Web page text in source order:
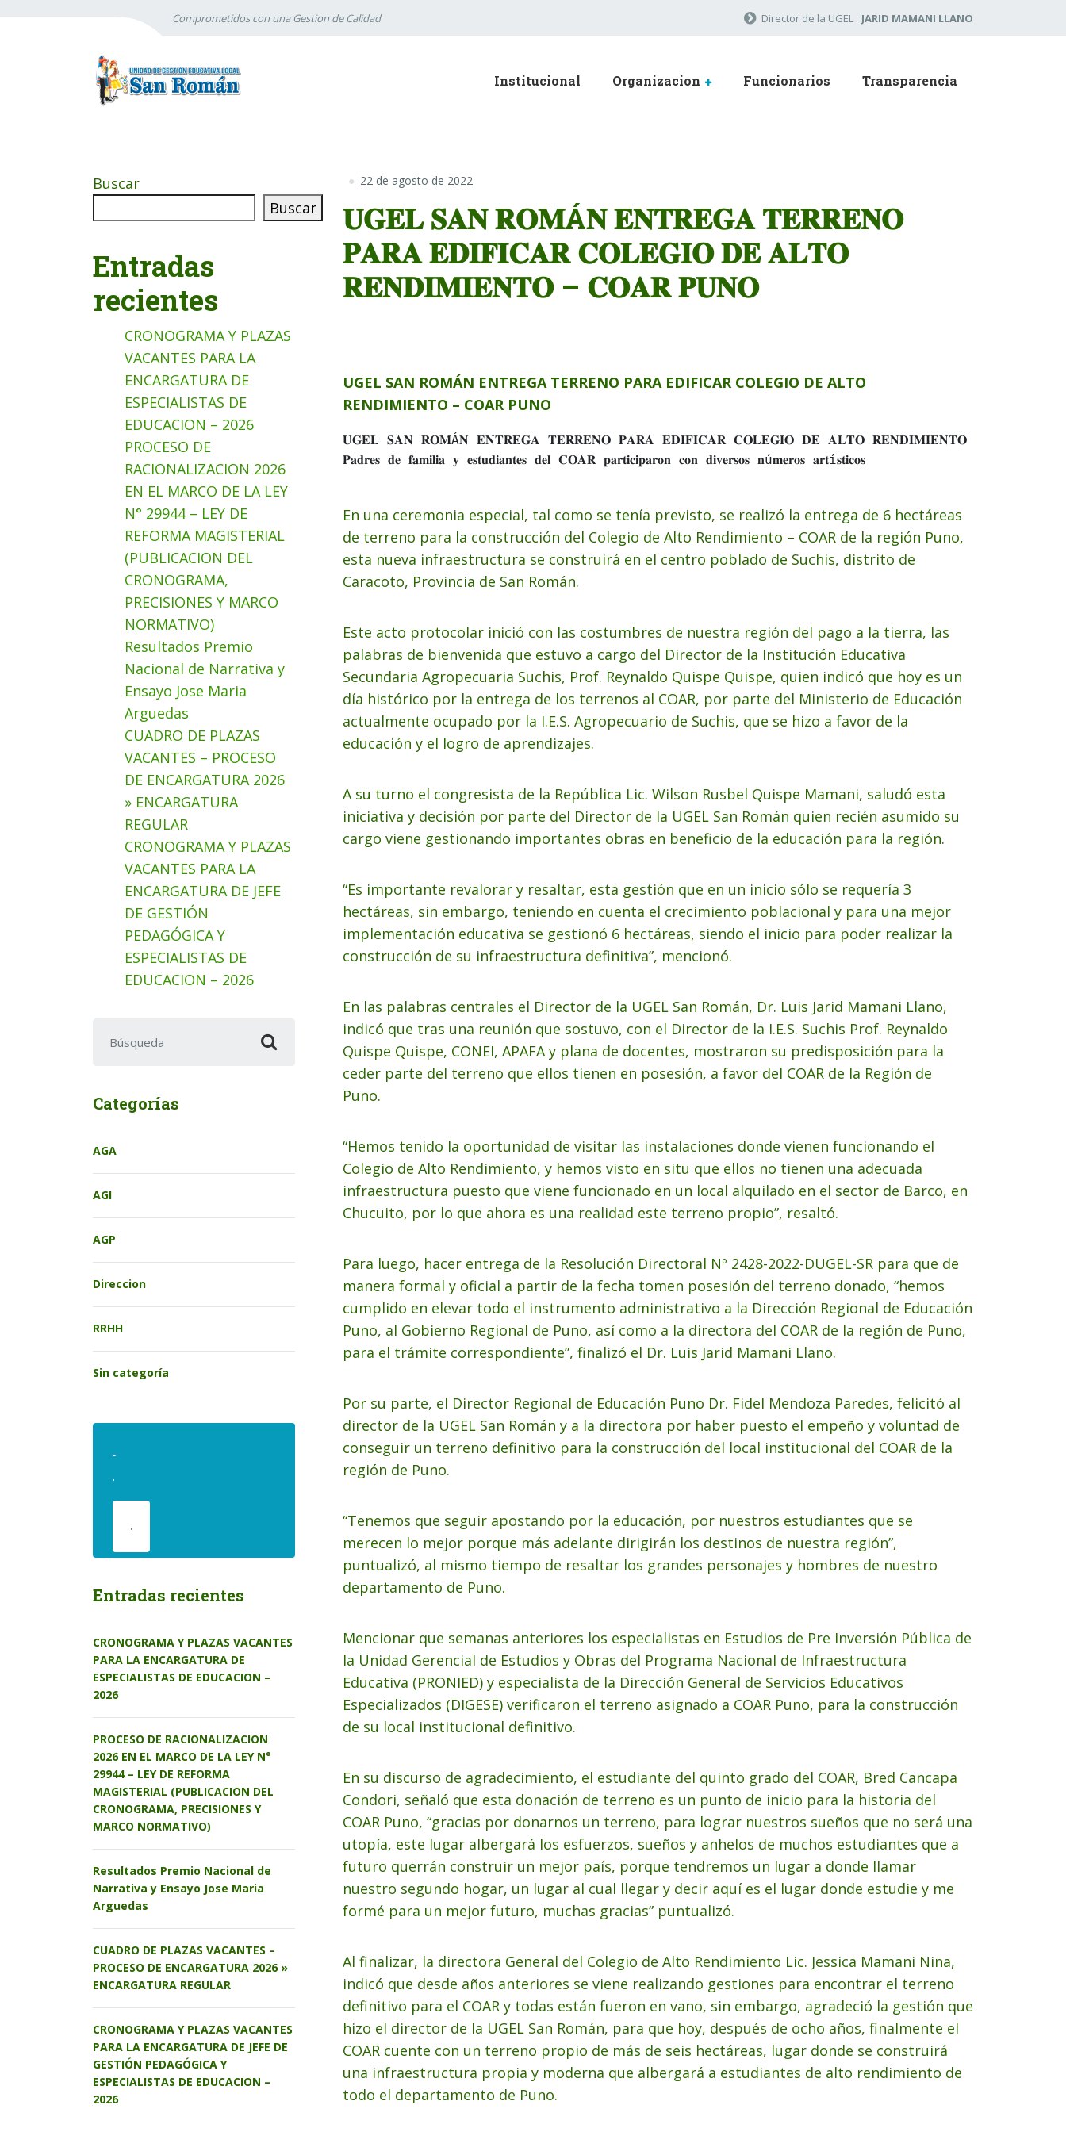
Comprometidos con una Gestion de Calidad Director de la UGEL : JARID MAMANI LLANO
Institucional Organizacion Funcionarios Transparencia
22 de agosto de 2022
𝐔𝐆𝐄𝐋 𝐒𝐀𝐍 𝐑𝐎𝐌Á𝐍 𝐄𝐍𝐓𝐑𝐄𝐆𝐀 𝐓𝐄𝐑𝐑𝐄𝐍𝐎
𝐏𝐀𝐑𝐀 𝐄𝐃𝐈𝐅𝐈𝐂𝐀𝐑 𝐂𝐎𝐋𝐄𝐆𝐈𝐎 𝐃𝐄 𝐀𝐋𝐓𝐎
𝐑𝐄𝐍𝐃𝐈𝐌𝐈𝐄𝐍𝐓𝐎 – 𝐂𝐎𝐀𝐑 𝐏𝐔𝐍𝐎
UGEL SAN ROMÁN ENTREGA TERRENO PARA EDIFICAR COLEGIO DE ALTO
RENDIMIENTO – COAR PUNO
𝐔𝐆𝐄𝐋 𝐒𝐀𝐍 𝐑𝐎𝐌Á𝐍 𝐄𝐍𝐓𝐑𝐄𝐆𝐀 𝐓𝐄𝐑𝐑𝐄𝐍𝐎 𝐏𝐀𝐑𝐀 𝐄𝐃𝐈𝐅𝐈𝐂𝐀𝐑 𝐂𝐎𝐋𝐄𝐆𝐈𝐎 𝐃𝐄 𝐀𝐋𝐓𝐎 𝐑𝐄𝐍𝐃𝐈𝐌𝐈𝐄𝐍𝐓𝐎 - 𝐂𝐎𝐀𝐑
𝐏𝐚𝐝𝐫𝐞𝐬 𝐝𝐞 𝐟𝐚𝐦𝐢𝐥𝐢𝐚 𝐲 𝐞𝐬𝐭𝐮𝐝𝐢𝐚𝐧𝐭𝐞𝐬 𝐝𝐞𝐥 𝐂𝐎𝐀𝐑 𝐩𝐚𝐫𝐭𝐢𝐜𝐢𝐩𝐚𝐫𝐨𝐧 𝐜𝐨𝐧 𝐝𝐢𝐯𝐞𝐫𝐬𝐨𝐬 𝐧ú𝐦𝐞𝐫𝐨𝐬 𝐚𝐫𝐭í𝐬𝐭𝐢𝐜𝐨𝐬
En una ceremonia especial, tal como se tenía previsto, se realizó la entrega de 6 hectáreas
de terreno para la construcción del Colegio de Alto Rendimiento – COAR de la región Puno,
esta nueva infraestructura se construirá en el centro poblado de Suchis, distrito de
Caracoto, Provincia de San Román.
Este acto protocolar inició con las costumbres de nuestra región del pago a la tierra, las
palabras de bienvenida que estuvo a cargo del Director de la Institución Educativa
Secundaria Agropecuaria Suchis, Prof. Reynaldo Quispe Quispe, quien indicó que hoy es un
día histórico por la entrega de los terrenos al COAR, por parte del Ministerio de Educación
actualmente ocupado por la I.E.S. Agropecuario de Suchis, que se hizo a favor de la
educación y el logro de aprendizajes.
A su turno el congresista de la República Lic. Wilson Rusbel Quispe Mamani, saludó esta
iniciativa y decisión por parte del Director de la UGEL San Román quien recién asumido su
cargo viene gestionando importantes obras en beneficio de la educación para la región.
“Es importante revalorar y resaltar, esta gestión que en un inicio sólo se requería 3
hectáreas, sin embargo, teniendo en cuenta el crecimiento poblacional y para una mejor
implementación educativa se gestionó 6 hectáreas, siendo el inicio para poder realizar la
construcción de su infraestructura definitiva”, mencionó.
En las palabras centrales el Director de la UGEL San Román, Dr. Luis Jarid Mamani Llano,
indicó que tras una reunión que sostuvo, con el Director de la I.E.S. Suchis Prof. Reynaldo
Quispe Quispe, CONEI, APAFA y plana de docentes, mostraron su predisposición para la
ceder parte del terreno que ellos tienen en posesión, a favor del COAR de la Región de
Puno.
“Hemos tenido la oportunidad de visitar las instalaciones donde vienen funcionando el
Colegio de Alto Rendimiento, y hemos visto en situ que ellos no tienen una adecuada
infraestructura puesto que viene funcionado en un local alquilado en el sector de Barco, en
Chucuito, por lo que ahora es una realidad este terreno propio”, resaltó.
Para luego, hacer entrega de la Resolución Directoral Nº 2428-2022-DUGEL-SR para que de
manera formal y oficial a partir de la fecha tomen posesión del terreno donado, “hemos
cumplido en elevar todo el instrumento administrativo a la Dirección Regional de Educación
Puno, al Gobierno Regional de Puno, así como a la directora del COAR de la región de Puno,
para el trámite correspondiente”, finalizó el Dr. Luis Jarid Mamani Llano.
Por su parte, el Director Regional de Educación Puno Dr. Fidel Mendoza Paredes, felicitó al
director de la UGEL San Román y a la directora por haber puesto el empeño y voluntad de
conseguir un terreno definitivo para la construcción del local institucional del COAR de la
región de Puno.
“Tenemos que seguir apostando por la educación, por nuestros estudiantes que se
merecen lo mejor porque más adelante dirigirán los destinos de nuestra región”,
puntualizó, al mismo tiempo de resaltar los grandes personajes y hombres de nuestro
departamento de Puno.
Mencionar que semanas anteriores los especialistas en Estudios de Pre Inversión Pública de
la Unidad Gerencial de Estudios y Obras del Programa Nacional de Infraestructura
Educativa (PRONIED) y especialista de la Dirección General de Servicios Educativos
Especializados (DIGESE) verificaron el terreno asignado a COAR Puno, para la construcción
de su local institucional definitivo.
En su discurso de agradecimiento, el estudiante del quinto grado del COAR, Bred Cancapa
Condori, señaló que esta donación de terreno es un punto de inicio para la historia del
COAR Puno, “gracias por donarnos un terreno, para lograr nuestros sueños que no será una
utopía, este lugar albergará los esfuerzos, sueños y anhelos de muchos estudiantes que a
futuro querrán construir un mejor país, porque tendremos un lugar a donde llamar
nuestro segundo hogar, un lugar al cual llegar y decir aquí es el lugar donde estudie y me
formé para un mejor futuro, muchas gracias” puntualizó.
Al finalizar, la directora General del Colegio de Alto Rendimiento Lic. Jessica Mamani Nina,
indicó que desde años anteriores se viene realizando gestiones para encontrar el terreno
definitivo para el COAR y todas están fueron en vano, sin embargo, agradeció la gestión que
hizo el director de la UGEL San Román, para que hoy, después de ocho años, finalmente el
COAR cuente con un terreno propio de más de seis hectáreas, lugar donde se construirá
una infraestructura propia y moderna que albergará a estudiantes de alto rendimiento de
todo el departamento de Puno.
Buscar
Buscar
Entradas
recientes
CRONOGRAMA Y PLAZAS
VACANTES PARA LA
ENCARGATURA DE
ESPECIALISTAS DE
EDUCACION – 2026
PROCESO DE
RACIONALIZACION 2026
EN EL MARCO DE LA LEY
N° 29944 – LEY DE
REFORMA MAGISTERIAL
(PUBLICACION DEL
CRONOGRAMA,
PRECISIONES Y MARCO
NORMATIVO)
Resultados Premio
Nacional de Narrativa y
Ensayo Jose Maria
Arguedas
CUADRO DE PLAZAS
VACANTES – PROCESO
DE ENCARGATURA 2026
» ENCARGATURA
REGULAR
CRONOGRAMA Y PLAZAS
VACANTES PARA LA
ENCARGATURA DE JEFE
DE GESTIÓN
PEDAGÓGICA Y
ESPECIALISTAS DE
EDUCACION – 2026
Categorías
AGA
AGI
AGP
Direccion
RRHH
Sin categoría
.
.
.
Entradas recientes
CRONOGRAMA Y PLAZAS VACANTES
PARA LA ENCARGATURA DE
ESPECIALISTAS DE EDUCACION –
2026
PROCESO DE RACIONALIZACION
2026 EN EL MARCO DE LA LEY N°
29944 – LEY DE REFORMA
MAGISTERIAL (PUBLICACION DEL
CRONOGRAMA, PRECISIONES Y
MARCO NORMATIVO)
Resultados Premio Nacional de
Narrativa y Ensayo Jose Maria
Arguedas
CUADRO DE PLAZAS VACANTES –
PROCESO DE ENCARGATURA 2026 »
ENCARGATURA REGULAR
CRONOGRAMA Y PLAZAS VACANTES
PARA LA ENCARGATURA DE JEFE DE
GESTIÓN PEDAGÓGICA Y
ESPECIALISTAS DE EDUCACION –
2026